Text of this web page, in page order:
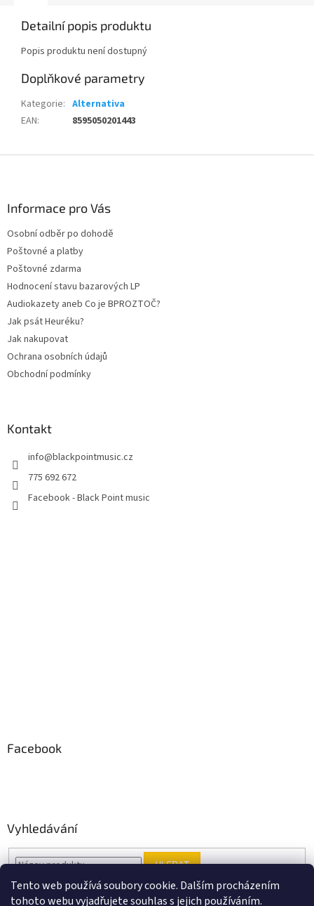
Tento web používá soubory cookie. Dalším procházením
tohoto webu vyjadřujete souhlas s jejich používáním.
Detailní popis produktu
Popis produktu není dostupný
Doplňkové parametry
Kategorie: Alternativa
EAN: 8595050201443
Informace pro Vás
Osobní odběr po dohodě
Poštovné a platby
Poštovné zdarma
Hodnocení stavu bazarových LP
Audiokazety aneb Co je BPROZTOČ?
Jak psát Heuréku?
Jak nakupovat
Ochrana osobních údajů
Obchodní podmínky
Kontakt
info@blackpointmusic.cz
775 692 672
Facebook - Black Point music
Facebook
Vyhledávání
HLEDAT